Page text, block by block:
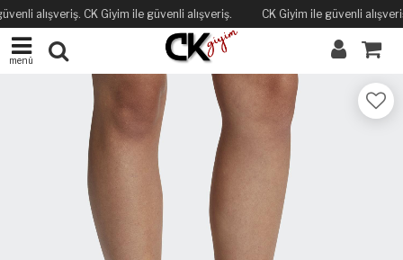
alışveriş. CK Giyim ile güvenli alışveriş. CK Giyim ile güvenli
menü